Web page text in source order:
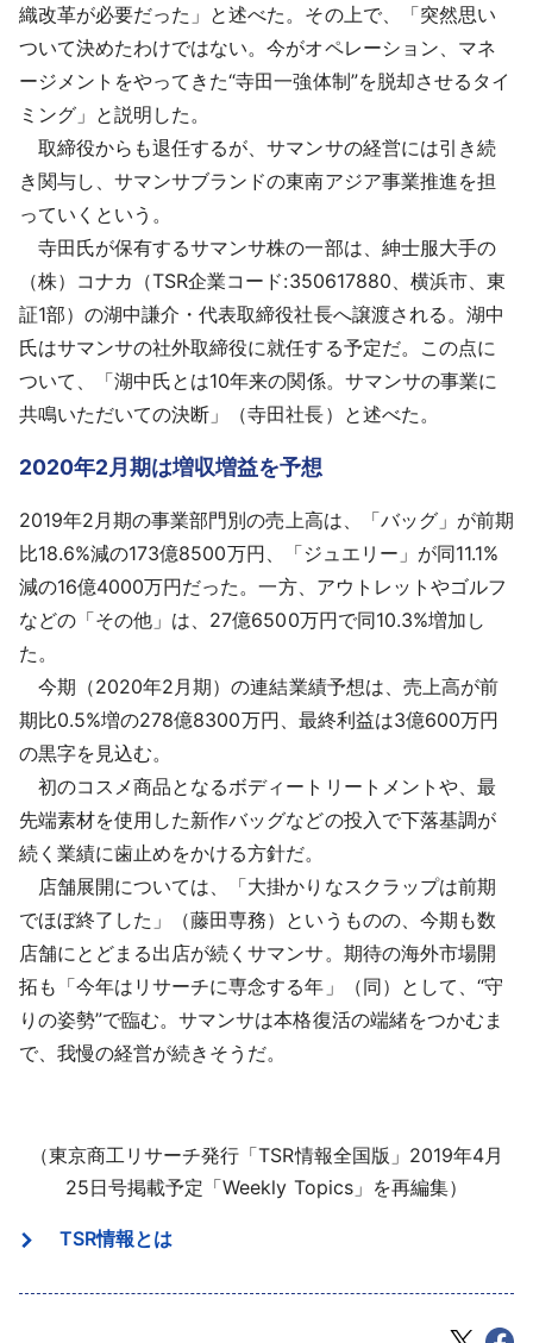
織改革が必要だった」と述べた。その上で、「突然思い
ついて決めたわけではない。今がオペレーション、マネ
ージメントをやってきた“寺田一強体制”を脱却させるタイ
ミング」と説明した。
取締役からも退任するが、サマンサの経営には引き続
き関与し、サマンサブランドの東南アジア事業推進を担
っていくという。
寺田氏が保有するサマンサ株の一部は、紳士服大手の
（株）コナカ（TSR企業コード:350617880、横浜市、東
証1部）の湖中謙介・代表取締役社長へ譲渡される。湖中
氏はサマンサの社外取締役に就任する予定だ。この点に
ついて、「湖中氏とは10年来の関係。サマンサの事業に
共鳴いただいての決断」（寺田社長）と述べた。
2020年2月期は増収増益を予想
2019年2月期の事業部門別の売上高は、「バッグ」が前期
比18.6%減の173億8500万円、「ジュエリー」が同11.1%
減の16億4000万円だった。一方、アウトレットやゴルフ
などの「その他」は、27億6500万円で同10.3%増加し
た。
今期（2020年2月期）の連結業績予想は、売上高が前
期比0.5%増の278億8300万円、最終利益は3億600万円
の黒字を見込む。
初のコスメ商品となるボディートリートメントや、最
先端素材を使用した新作バッグなどの投入で下落基調が
続く業績に歯止めをかける方針だ。
店舗展開については、「大掛かりなスクラップは前期
でほぼ終了した」（藤田専務）というものの、今期も数
店舗にとどまる出店が続くサマンサ。期待の海外市場開
拓も「今年はリサーチに専念する年」（同）として、“守
りの姿勢”で臨む。サマンサは本格復活の端緒をつかむま
で、我慢の経営が続きそうだ。
（東京商工リサーチ発行「TSR情報全国版」2019年4月
25日号掲載予定「Weekly Topics」を再編集）
TSR情報とは